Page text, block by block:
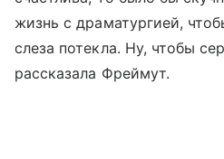
жизнь с драматургией,
слеза потекла. Ну, чтобы
рассказала Фреймут.